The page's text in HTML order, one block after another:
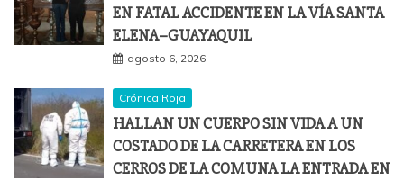
EN FATAL ACCIDENTE EN LA VÍA SANTA
ELENA–GUAYAQUIL
agosto 6, 2026
Crónica Roja
HALLAN UN CUERPO SIN VIDA A UN
COSTADO DE LA CARRETERA EN LOS
CERROS DE LA COMUNA LA ENTRADA EN